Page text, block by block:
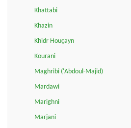
Khattabi
Khazin
Khidr Houçayn
Kourani
Maghribi ('Abdoul-Majid)
Mardawi
Marighni
Marjani